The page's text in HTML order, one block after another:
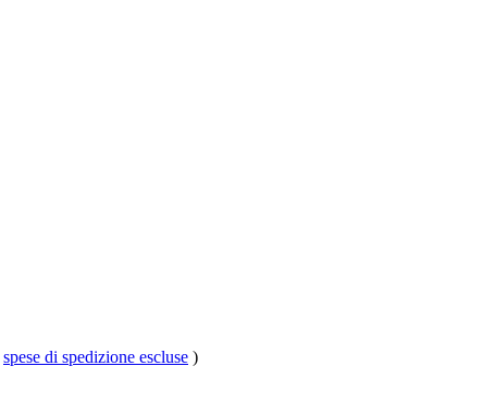
spese di spedizione escluse )